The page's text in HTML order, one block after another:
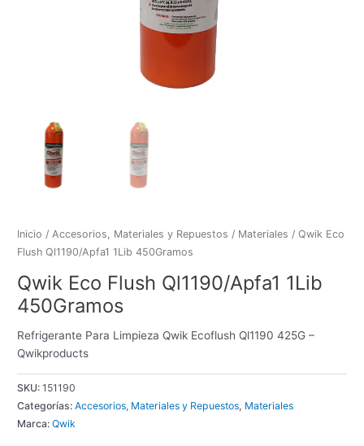
Inicio /Accesorios, Materiales y Repuestos / Materiales / Qwik Eco
Flush Ql1190/Apfa1 1Lib 450Gramos
Qwik Eco Flush Ql1190/Apfa1 1Lib
450Gramos
Refrigerante Para Limpieza Qwik Ecoflush Ql1190 425G –
Qwikproducts
SKU:151190
Categorías:Accesorios, Materiales y Repuestos, Materiales
Marca:Qwik